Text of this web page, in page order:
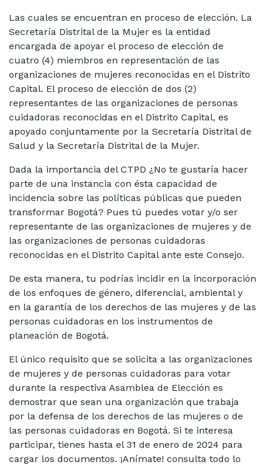
Las cuales se encuentran en proceso de elección. La
Secretaría Distrital de la Mujer es la entidad
encargada de apoyar el proceso de elección de
cuatro (4) miembros en representación de las
organizaciones de mujeres reconocidas en el Distrito
Capital. El proceso de elección de dos (2)
representantes de las organizaciones de personas
cuidadoras reconocidas en el Distrito Capital, es
apoyado conjuntamente por la Secretaría Distrital de
Salud y la Secretaría Distrital de la Mujer.
Dada la importancia del CTPD ¿No te gustaría hacer
parte de una instancia con ésta capacidad de
incidencia sobre las políticas públicas que pueden
transformar Bogotá? Pues tú puedes votar y/o ser
representante de las organizaciones de mujeres y de
las organizaciones de personas cuidadoras
reconocidas en el Distrito Capital ante este Consejo.
De esta manera, tu podrías incidir en la incorporación
de los enfoques de género, diferencial, ambiental y
en la garantía de los derechos de las mujeres y de las
personas cuidadoras en los instrumentos de
planeación de Bogotá.
El único requisito que se solicita a las organizaciones
de mujeres y de personas cuidadoras para votar
durante la respectiva Asamblea de Elección es
demostrar que sean una organización que trabaja
por la defensa de los derechos de las mujeres o de
las personas cuidadoras en Bogotá. Si te interesa
participar, tienes hasta el 31 de enero de 2024 para
cargar los documentos. ¡Anímate! consulta todo lo